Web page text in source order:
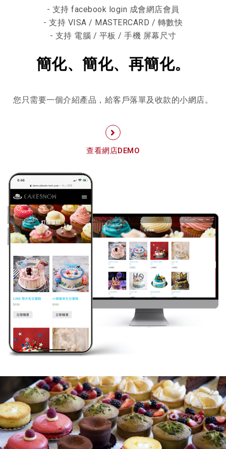
- 支持 facebook login 成會網店會員
- 支持 VISA / MASTERCARD / 轉數快
- 支持 電腦 / 平板 / 手機 屏幕尺寸
簡化、簡化、再簡化。
您只需要一個介紹產品，給客戶落單及收款的小網店。
查看網店DEMO